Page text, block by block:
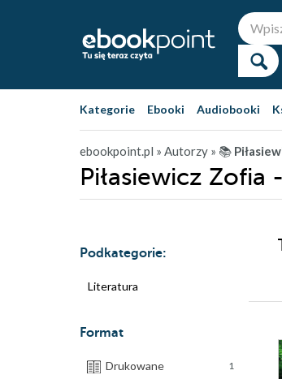
Kategorie Ebooki Audiobooki
ebookpoint.pl » Autorzy » 📚
Piłasiewicz Zofia
Podkategorie:
Literatura
Format
Drukowane 1